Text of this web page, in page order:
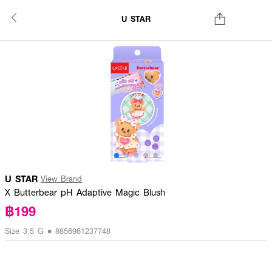
U STAR
U STAR View Brand
X Butterbear pH Adaptive Magic Blush
฿199
Size 3.5 G • 8856961237748